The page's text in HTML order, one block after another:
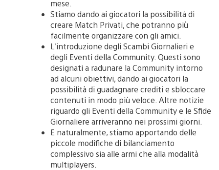
mese.
Stiamo dando ai giocatori la possibilità di
creare Match Privati, che potranno più
facilmente organizzare con gli amici.
L’introduzione degli Scambi Giornalieri e
degli Eventi della Community. Questi sono
designati a radunare la Community intorno
ad alcuni obiettivi, dando ai giocatori la
possibilità di guadagnare crediti e sbloccare
contenuti in modo più veloce. Altre notizie
riguardo gli Eventi della Community e le Sfide
Giornaliere arriveranno nei prossimi giorni.
E naturalmente, stiamo apportando delle
piccole modifiche di bilanciamento
complessivo sia alle armi che alla modalità
multiplayers.